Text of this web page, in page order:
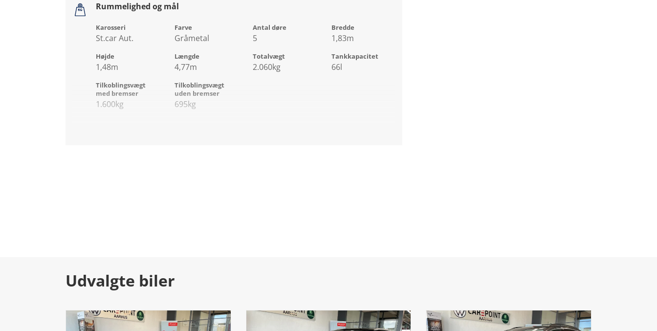
Rummelighed og mål
Karosseri
St.car Aut.
Farve
Gråmetal
Antal døre
5
Bredde
1,83m
Højde
1,48m
Længde
4,77m
Totalvægt
2.060kg
Tankkapacitet
66l
Tilkoblingsvægt
med bremser
1.600kg
Tilkoblingsvægt
uden bremser
695kg
Udvalgte biler